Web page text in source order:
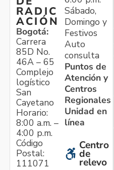
RADIC
ACIÓN
Bogotá:
Carrera
85D No.
46A – 65
Complejo
logístico
San
Cayetano
Horario:
8:00 a.m. –
4:00 p.m.
Código
Postal:
111071
Sábado,
Domingo y
Festivos
Auto
consulta
Puntos de
Atención y
Centros
Regionales
Unidad en
línea
Centro
de
relevo